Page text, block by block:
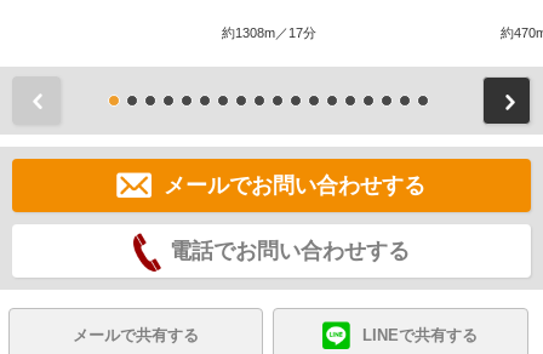
約1308m／17分 約
メールでお問い合わせする
電話でお問い合わせする
メールで共有する LINEで共有する